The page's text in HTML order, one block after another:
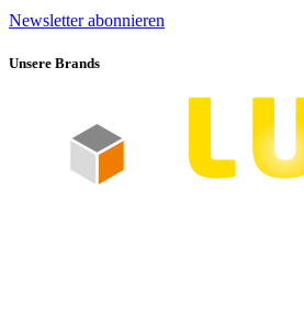
Newsletter abonnieren
Unsere Brands